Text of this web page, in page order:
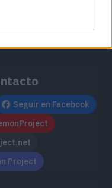
Seguir en Facebook
Project